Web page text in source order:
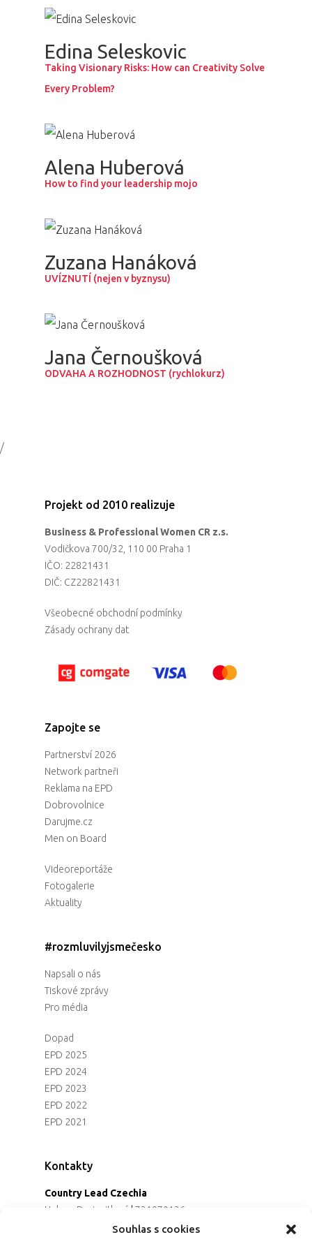
Souhlas s cookies
Edina Seleskovic
Taking Visionary Risks: How can Creativity Solve
Every Problem?
Alena Huberová
How to find your leadership mojo
Zuzana Hanáková
UVÍZNUTÍ (nejen v byznysu)
Jana Černoušková
ODVAHA A ROZHODNOST (rychlokurz)
/
Projekt od 2010 realizuje
Business & Professional Women CR z.s.
Vodičkova 700/32, 110 00 Praha 1
IČO: 22821431
DIČ: CZ22821431
Všeobecné obchodní podmínky
Zásady ochrany dat
Zapojte se
Partnerství 2026
Network partneři
Reklama na EPD
Dobrovolnice
Darujme.cz
Men on Board
Videoreportáže
Fotogalerie
Aktuality
#rozmluvilyjsmečesko
Napsali o nás
Tiskové zprávy
Pro média
Dopad
EPD 2025
EPD 2024
EPD 2023
EPD 2022
EPD 2021
Kontakty
Country Lead Czechia
Helena Dreiseitlová | 731970136
Koordinátorka projektu
Program 27.3.
Dopad
Vstupenky